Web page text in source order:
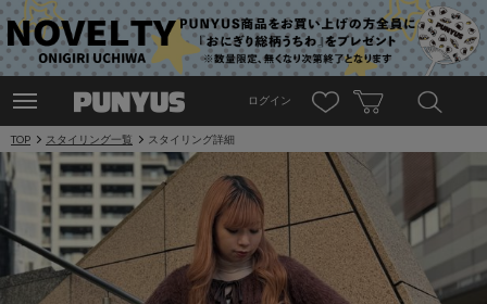
ログイン
TOP スタイリング一覧 スタイリング詳細